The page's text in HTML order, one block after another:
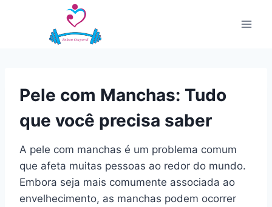
Pele com Manchas: Tudo
que você precisa saber
A pele com manchas é um problema comum
que afeta muitas pessoas ao redor do mundo.
Embora seja mais comumente associada ao
envelhecimento, as manchas podem ocorrer